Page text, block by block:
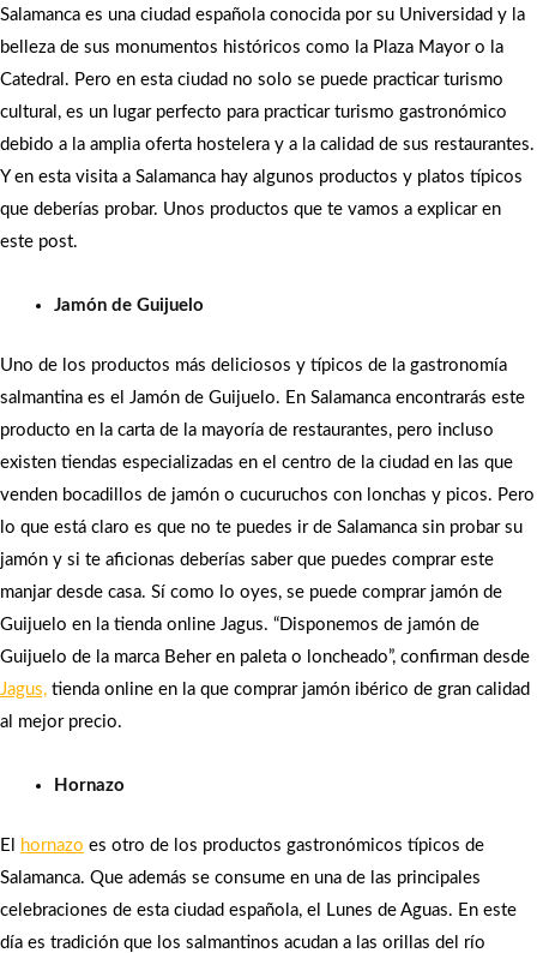
Salamanca es una ciudad española conocida por su Universidad y la
belleza de sus monumentos históricos como la Plaza Mayor o la
Catedral. Pero en esta ciudad no solo se puede practicar turismo
cultural, es un lugar perfecto para practicar turismo gastronómico
debido a la amplia oferta hostelera y a la calidad de sus restaurantes.
Y en esta visita a Salamanca hay algunos productos y platos típicos
que deberías probar. Unos productos que te vamos a explicar en
este post.
Jamón de Guijuelo
Uno de los productos más deliciosos y típicos de la gastronomía
salmantina es el Jamón de Guijuelo. En Salamanca encontrarás este
producto en la carta de la mayoría de restaurantes, pero incluso
existen tiendas especializadas en el centro de la ciudad en las que
venden bocadillos de jamón o cucuruchos con lonchas y picos. Pero
lo que está claro es que no te puedes ir de Salamanca sin probar su
jamón y si te aficionas deberías saber que puedes comprar este
manjar desde casa. Sí como lo oyes, se puede comprar jamón de
Guijuelo en la tienda online Jagus. “Disponemos de jamón de
Guijuelo de la marca Beher en paleta o loncheado”, confirman desde
Jagus, tienda online en la que comprar jamón ibérico de gran calidad
al mejor precio.
Hornazo
El hornazo es otro de los productos gastronómicos típicos de
Salamanca. Que además se consume en una de las principales
celebraciones de esta ciudad española, el Lunes de Aguas. En este
día es tradición que los salmantinos acudan a las orillas del río